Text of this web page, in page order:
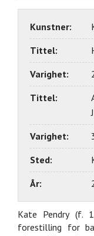
Kunstner:
Tittel:
Varighet:
Tittel:
Varighet:
Sted:
År:
Kate Pendry (f.
forestilling for